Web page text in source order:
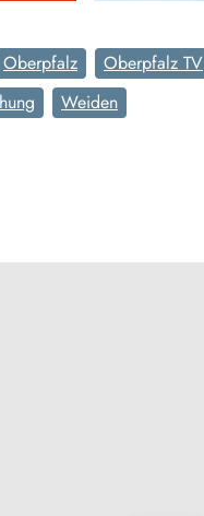
Oberpfalz
Oberpfalz TV
Weiden